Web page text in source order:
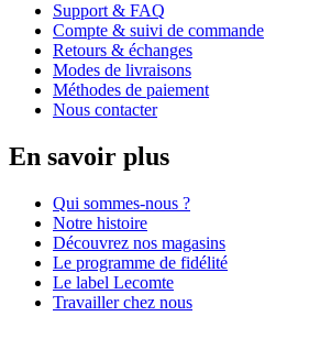
Support & FAQ
Compte & suivi de commande
Retours & échanges
Modes de livraisons
Méthodes de paiement
Nous contacter
En savoir plus
Qui sommes-nous ?
Notre histoire
Découvrez nos magasins
Le programme de fidélité
Le label Lecomte
Travailler chez nous